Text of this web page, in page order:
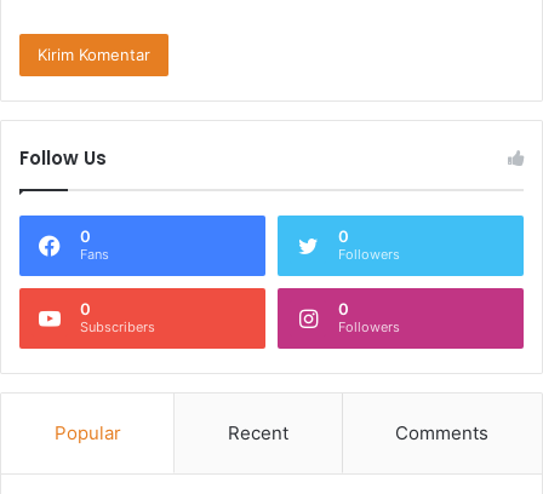
Follow Us
0
Fans
0
Followers
0
Subscribers
0
Followers
Popular Recent Comments